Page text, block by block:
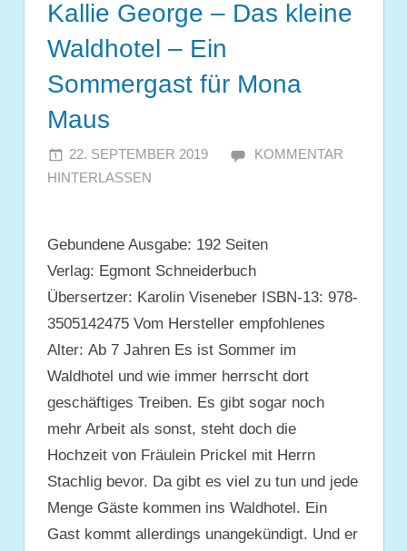
Kallie George – Das kleine
Waldhotel – Ein
Sommergast für Mona
Maus
22. SEPTEMBER 2019 JULIA
KOMMENTAR
HINTERLASSEN
Gebundene Ausgabe: 192 Seiten
Verlag: Egmont Schneiderbuch
Übersertzer: Karolin Viseneber ISBN-13: 978-
3505142475 Vom Hersteller empfohlenes
Alter: Ab 7 Jahren Es ist Sommer im
Waldhotel und wie immer herrscht dort
geschäftiges Treiben. Es gibt sogar noch
mehr Arbeit als sonst, steht doch die
Hochzeit von Fräulein Prickel mit Herrn
Stachlig bevor. Da gibt es viel zu tun und jede
Menge Gäste kommen ins Waldhotel. Ein
Gast kommt allerdings unangekündigt. Und er